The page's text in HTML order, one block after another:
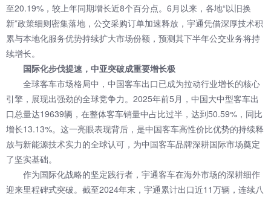
至20.19%，较上年同期增长近8个百分点。6月以来，各地“以旧换
新”政策细则密集落地，公交采购订单加速释放，宇通凭借深厚技术积
累与本地化服务优势持续扩大市场份额，预测其下半年公交业务将持
续增长。
国际化步伐提速，中亚突破成重要增长极
全球客车市场格局中，中国客车出口已成为拉动行业增长的核心
引擎，展现出强劲的全球竞争力。2025年前5月，中国大中型客车出
口总量达19639辆，在整体客车销量中占比过半，达到50.59%，同比
增长13.13%。这一亮眼表现背后，是中国客车高性价比优势的持续释
放与新能源技术实力的全球认可，为中国客车品牌深耕国际市场奠定
了坚实基础。
作为国际化战略的坚定践行者，宇通客车在海外市场的深耕细作
迎来里程碑式突破。截至2024年末，宇通累计出口近11万辆，连续八